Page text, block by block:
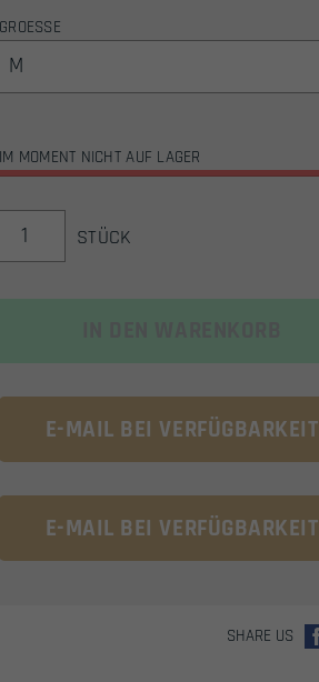
GROESSE
IM MOMENT NICHT AUF LAGER
STÜCK
E-MAIL BEI VERFÜGBARKEIT
E-MAIL BEI VERFÜGBARKEIT
SHARE US